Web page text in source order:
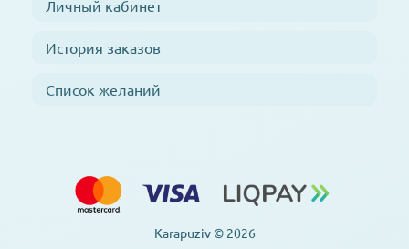
Личный кабинет
История заказов
Список желаний
Karapuziv © 2026